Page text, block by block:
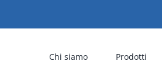
Chi siamo Prodotti